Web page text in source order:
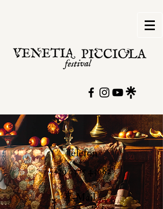
Telefon
+39 0375 43682
E-Mail